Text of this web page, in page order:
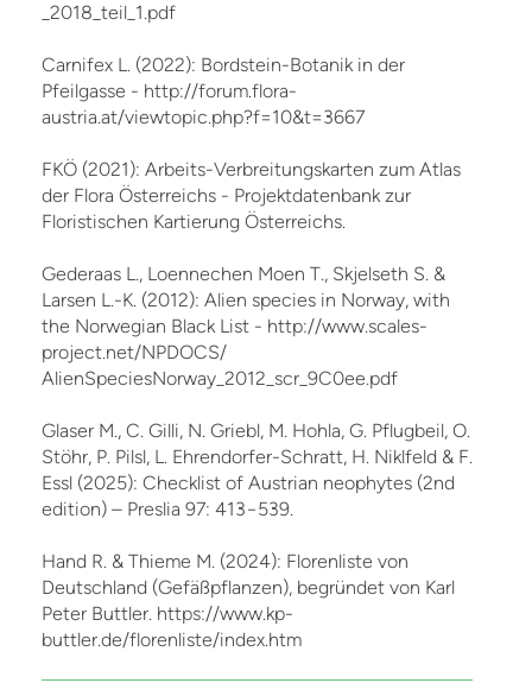
_2018_teil_1.pdf
Carnifex L. (2022): Bordstein-Botanik in der
Pfeilgasse - http://forum.flora-
austria.at/viewtopic.php?f=10&t=3667
FKÖ (2021): Arbeits-Verbreitungskarten zum Atlas
der Flora Österreichs - Projektdatenbank zur
Floristischen Kartierung Österreichs.
Gederaas L., Loennechen Moen T., Skjelseth S. &
Larsen L.-K. (2012): Alien species in Norway, with
the Norwegian Black List - http://www.scales-
project.net/NPDOCS/
AlienSpeciesNorway_2012_scr_9C0ee.pdf
Glaser M., C. Gilli, N. Griebl, M. Hohla, G. Pflugbeil, O.
Stöhr, P. Pilsl, L. Ehrendorfer-Schratt, H. Niklfeld & F.
Essl (2025): Checklist of Austrian neophytes (2nd
edition) – Preslia 97: 413−539.
Hand R. & Thieme M. (2024): Florenliste von
Deutschland (Gefäßpflanzen), begründet von Karl
Peter Buttler. https://www.kp-
buttler.de/florenliste/index.htm